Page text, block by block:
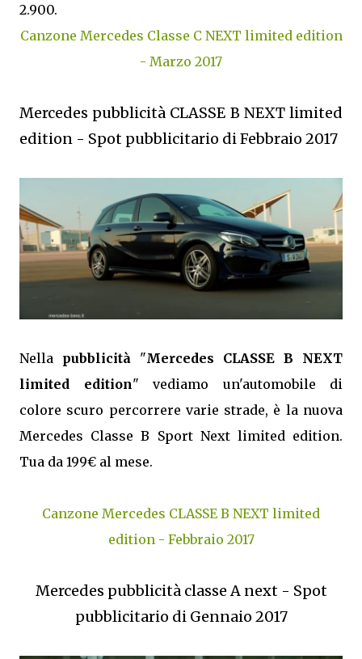
2.900.
Canzone Mercedes Classe C NEXT limited edition
- Marzo 2017
Mercedes pubblicità CLASSE B NEXT limited
edition - Spot pubblicitario di Febbraio 2017
Nella pubblicità "Mercedes CLASSE B NEXT
limited edition" vediamo un'automobile di
colore scuro percorrere varie strade, è la nuova
Mercedes Classe B Sport Next limited edition.
Tua da 199€ al mese.
Canzone Mercedes CLASSE B NEXT limited
edition - Febbraio 2017
Mercedes pubblicità classe A next - Spot
pubblicitario di Gennaio 2017